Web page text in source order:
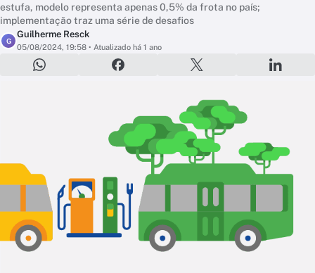
estufa, modelo representa apenas 0,5% da frota no país;
implementação traz uma série de desafios
G
Guilherme Resck
05/08/2024, 19:58 • Atualizado há 1 ano